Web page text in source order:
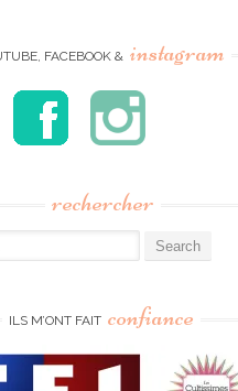
FACEBOOK & instagram
rechercher
ILS M’ONT FAIT confiance